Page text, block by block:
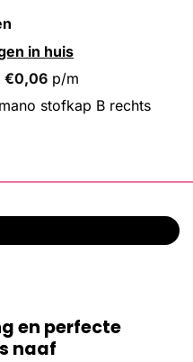
in huis
€0,06 p/m
stofkap B rechts
en perfecte
naaf